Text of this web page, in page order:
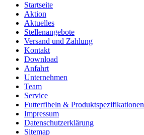
Startseite
Aktion
Aktuelles
Stellenangebote
Versand und Zahlung
Kontakt
Download
Anfahrt
Unternehmen
Team
Service
Futterfibeln & Produktspezifikationen
Impressum
Datenschutzerklärung
Sitemap